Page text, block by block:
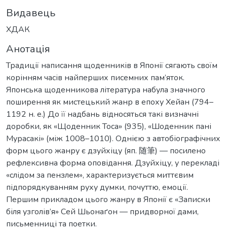
Видавець
ХДАК
Анотація
Традиції написання щоденників в Японії cягають своїм
корінням часів найперших писемних пам’яток.
Японська щоденникова література набула значного
поширення як мистецький жанр в епоху Хейан (794–
1192 н. е.) До її надбань відносяться такі визначні
доробки, як «Щоденник Тоса» (935), «Шоденник пані
Мурасакі» (між 1008–1010). Однією з автобіографічних
форм цього жанру є дзуйхіцу (яп. 随筆) — посилено
рефлексивна форма оповідання. Дзуйхіцу, у перекладі
«слідом за пензлем», характеризується миттєвим
підпорядкуванням руху думки, почуттю, емоції.
Першим прикладом цього жанру в Японії є «Записки
біля узголів’я» Сей Шьонаґон — придворної дами,
письменниці та поетки.